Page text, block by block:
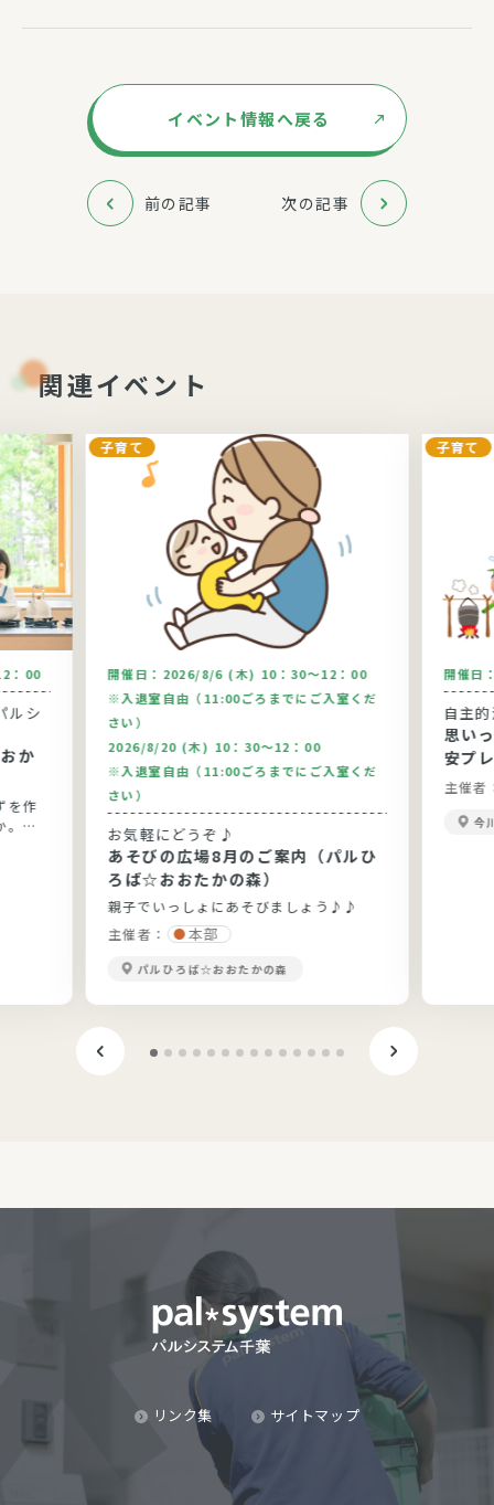
イベント情報へ戻る
前の記事 次の記事
関連イベント
：00
ルシ
を作
。今
子育て
開催日： 2026/8/6 (木) 10：30～12：00
※入退室自由（11:00ごろまでにご入室くだ
さい）
2026/8/20 (木) 10：30～12：00
※入退室自由（11:00ごろまでにご入室くだ
さい）
お気軽にどうぞ♪
あそびの広場8月のご案内（パルひ
ろば☆おおたかの森）
親子でいっしょにあそびましょう♪♪
主催者：
本部
パルひろば☆おおたかの森
子育て
開催日
自主
思い
安プ
主催者
今
リンク集 サイトマップ